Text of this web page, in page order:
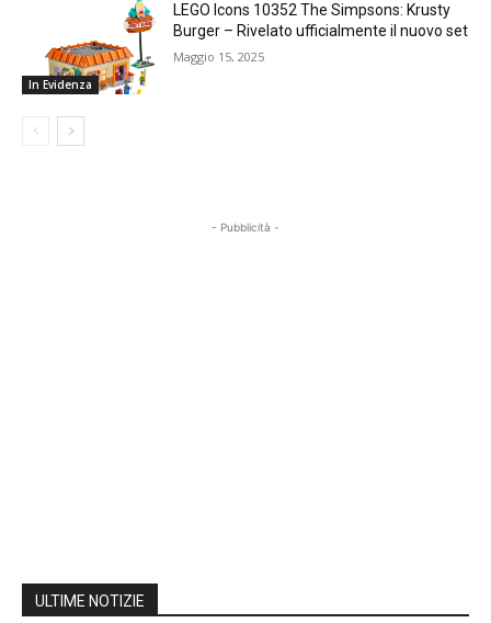
In Evidenza
LEGO Icons 10352 The Simpsons: Krusty
Burger – Rivelato ufficialmente il nuovo set
Maggio 15, 2025
- Pubblicità -
ULTIME NOTIZIE